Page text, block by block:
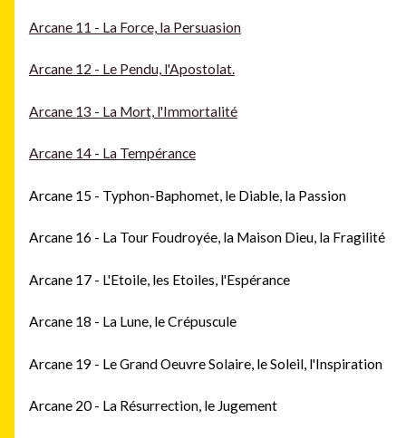
Arcane 11 - La Force, la Persuasion
Arcane 12 - Le Pendu, l'Apostolat.
Arcane 13 - La Mort, l'Immortalité
Arcane 14 - La Tempérance
Arcane 15 - Typhon-Baphomet, le Diable, la Passion
Arcane 16 - La Tour Foudroyée, la Maison Dieu, la Fragilité
Arcane 17 - L'Etoile, les Etoiles, l'Espérance
Arcane 18 - La Lune, le Crépuscule
Arcane 19 - Le Grand Oeuvre Solaire, le Soleil, l'Inspiration
Arcane 20 - La Résurrection, le Jugement